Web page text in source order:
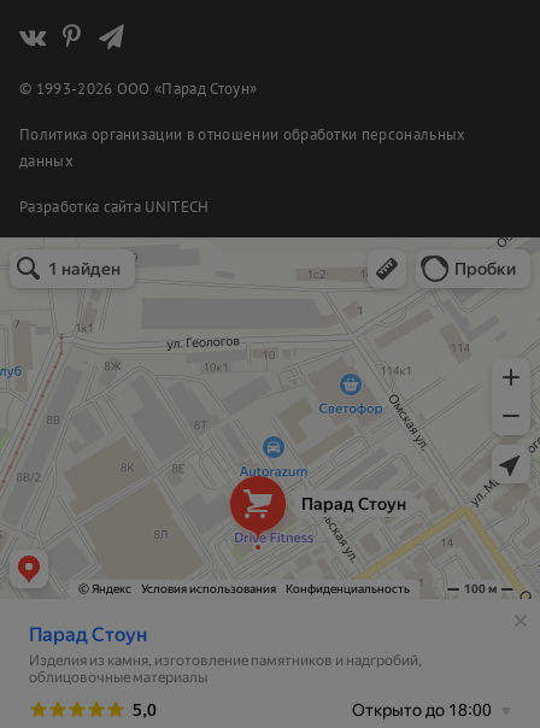
Изделия из камня в Екатеринбурге
Изготовление памятников и надгробий в Екатеринбурге
© 1993-2026 ООО «Парад Стоун»
Политика организации в отношении обработки персональных
данных
Разработка сайта UNITECH